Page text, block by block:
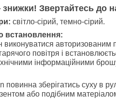
знижки! Звертайтесь до
світло-сірий, темно-сірий.
встановлення:
авторизованим
повітря і
інформаційними
зберігатись суху в
або подібним